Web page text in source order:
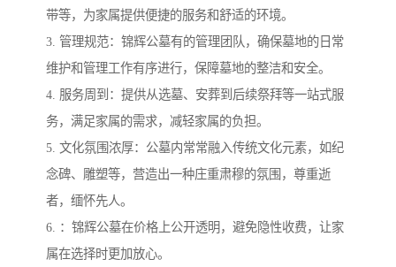
带等，为家属提供便捷的服务和舒适的环境。
3. 管理规范：锦辉公墓有的管理团队，确保墓地的日常
维护和管理工作有序进行，保障墓地的整洁和安全。
4. 服务周到：提供从选墓、安葬到后续祭拜等一站式服
务，满足家属的需求，减轻家属的负担。
5. 文化氛围浓厚：公墓内常常融入传统文化元素，如纪
念碑、雕塑等，营造出一种庄重肃穆的氛围，尊重逝
者，缅怀先人。
6. ：锦辉公墓在价格上公开透明，避免隐性收费，让家
属在选择时更加放心。